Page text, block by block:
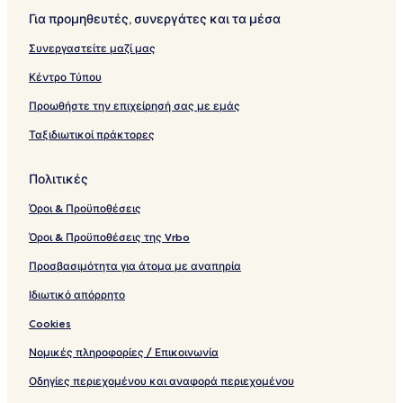
u
n
e
r
Για προμηθευτές, συνεργάτες και τα μέσα
Συνεργαστείτε μαζί μας
Κέντρο Τύπου
Προωθήστε την επιχείρησή σας με εμάς
Ταξιδιωτικοί πράκτορες
Πολιτικές
Όροι & Προϋποθέσεις
Όροι & Προϋποθέσεις της Vrbo
Προσβασιμότητα για άτομα με αναπηρία
Ιδιωτικό απόρρητο
Cookies
Νομικές πληροφορίες / Επικοινωνία
Οδηγίες περιεχομένου και αναφορά περιεχομένου